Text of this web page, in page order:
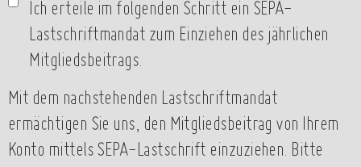
Ich erteile im folgenden Schritt ein SEPA-
Lastschriftmandat zum Einziehen des jährlichen
Mitgliedsbeitrags.
Mit dem nachstehenden Lastschriftmandat
ermächtigen Sie uns, den Mitgliedsbeitrag von Ihrem
Konto mittels SEPA-Lastschrift einzuziehen. Bitte